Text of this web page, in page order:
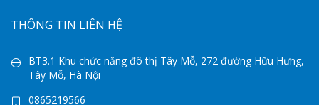
THÔNG TIN LIÊN HỆ
BT3.1 Khu chức năng đô thị Tây Mỗ, 272 đường Hữu Hưng,
Tây Mỗ, Hà Nội
0865219566